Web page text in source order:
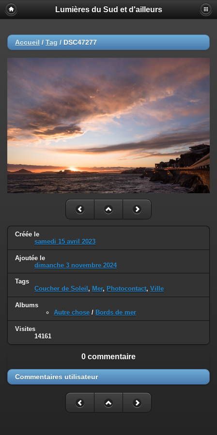
Lumières du Sud et d'ailleurs
Accueil / Tag / DSC47277
Créée le
samedi 15 avril 2023
Ajoutée le
dimanche 3 novembre 2024
Tags
Coucher de Soleil , Mer, Photocontact, Ville
Albums
Autre chose / Bords de mer
Visites
14161
0 commentaire
Commentaires utilisateur